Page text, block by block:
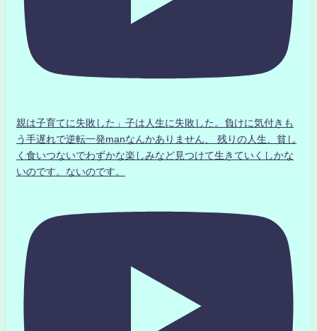
親は子育てに失敗した」子は人生に失敗した。負けに気付きも
う手遅れで逆転一発manなんかありません、 残りの人生、貧し
く食いつないでわずかな楽しみなど見つけて生きていくしかな
いのです。ないのです。